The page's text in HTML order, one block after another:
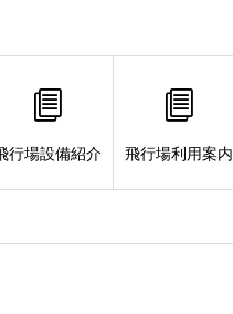
行場設備紹介 飛行場利用案内